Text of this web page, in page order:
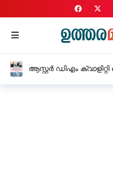
ആസ്റ്റർ ഡിഎം